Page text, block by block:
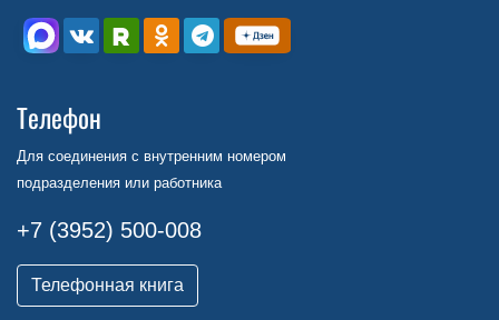
Телефон
Для соединения с внутренним номером
подразделения или работника
+7 (3952) 500-008
Телефонная книга